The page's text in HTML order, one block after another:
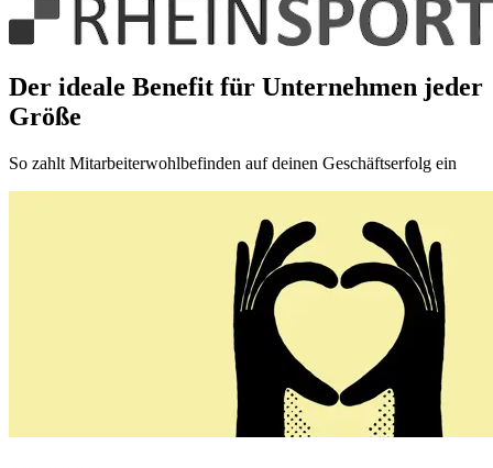
Der ideale Benefit für Unternehmen jeder
Größe
So zahlt Mitarbeiterwohlbefinden auf deinen Geschäftserfolg ein